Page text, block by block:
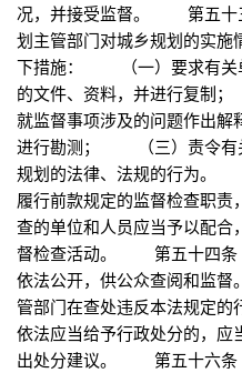
况，并接受监督。 第五十
划主管部门对城乡规划的实施
下措施： （一）要求有关
的文件、资料，并进行复制
就监督事项涉及的问题作出解
进行勘测； （三）责令有
规划的法律、法规的行为。
履行前款规定的监督检查职
查的单位和人员应当予以配
督检查活动。 第五十四条
依法公开，供公众查阅和
管部门在查处违反本法规定的
依法应当给予行政处分的，应
出处分建议。 第五十六条